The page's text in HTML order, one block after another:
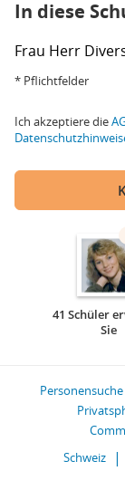
In diese
Frau Herr
* Pflichtfelder
Ich akzeptiere die
41 Schüler
Sie
Personensuche
Schweiz